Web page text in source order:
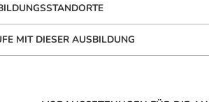
MIT DIESER AUSBILDUNG